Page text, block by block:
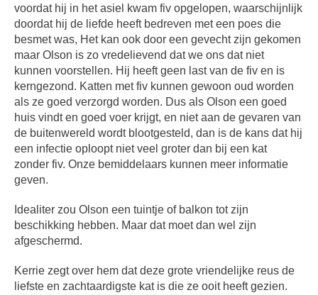
voordat hij in het asiel kwam fiv opgelopen, waarschijnlijk
doordat hij de liefde heeft bedreven met een poes die
besmet was, Het kan ook door een gevecht zijn gekomen
maar Olson is zo vredelievend dat we ons dat niet
kunnen voorstellen. Hij heeft geen last van de fiv en is
kerngezond. Katten met fiv kunnen gewoon oud worden
als ze goed verzorgd worden. Dus als Olson een goed
huis vindt en goed voer krijgt, en niet aan de gevaren van
de buitenwereld wordt blootgesteld, dan is de kans dat hij
een infectie oploopt niet veel groter dan bij een kat
zonder fiv. Onze bemiddelaars kunnen meer informatie
geven.
Idealiter zou Olson een tuintje of balkon tot zijn
beschikking hebben. Maar dat moet dan wel zijn
afgeschermd.
Kerrie zegt over hem dat deze grote vriendelijke reus de
liefste en zachtaardigste kat is die ze ooit heeft gezien.